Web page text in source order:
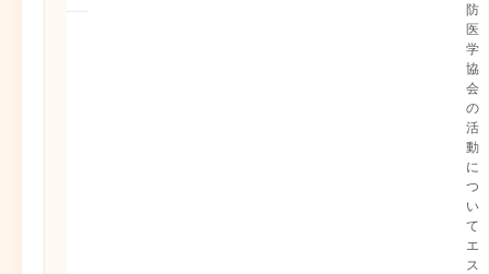
防
医
学
協
会
の
活
動
に
つ
い
て
エ
ス